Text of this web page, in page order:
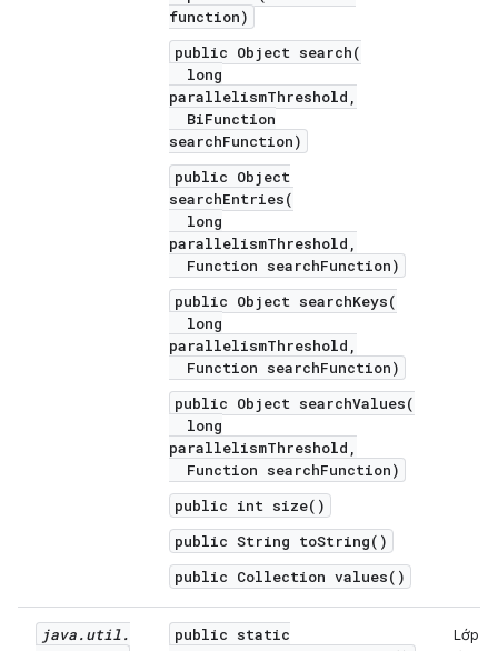
function)
public Object search(
long
parallelismThreshold,
BiFunction
searchFunction)
public Object
searchEntries(
long
parallelismThreshold,
Function searchFunction)
public Object searchKeys(
long
parallelismThreshold,
Function searchFunction)
public Object searchValues(
long
parallelismThreshold,
Function searchFunction)
public int size()
public String toString()
public Collection values()
java.util.
public static
Lớp